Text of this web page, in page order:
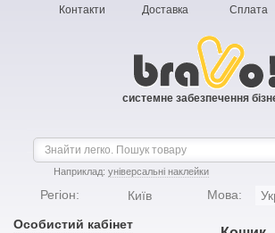
Контакти Доставка Сплата
системне забезпечення
Наприклад: універсальні наклейки
Регіон: Київ Мова:
Особистий кабінет